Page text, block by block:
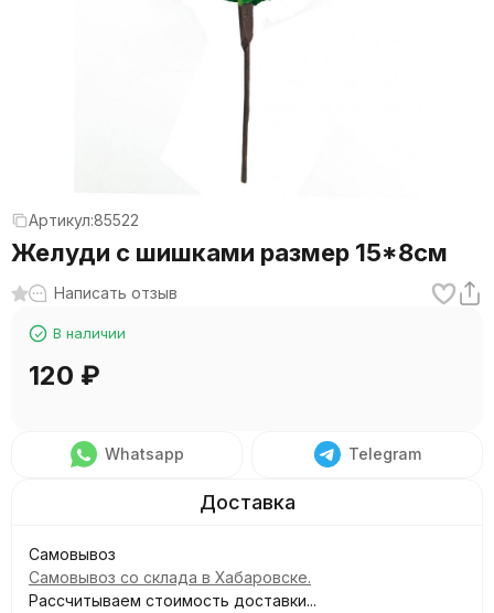
Артикул:85522
Желуди с шишками размер 15*8см
Написать отзыв
В наличии
120 ₽
Whatsapp Telegram
Самовывоз
Самовывоз со склада в Хабаровске.
Рассчитываем стоимость доставки...